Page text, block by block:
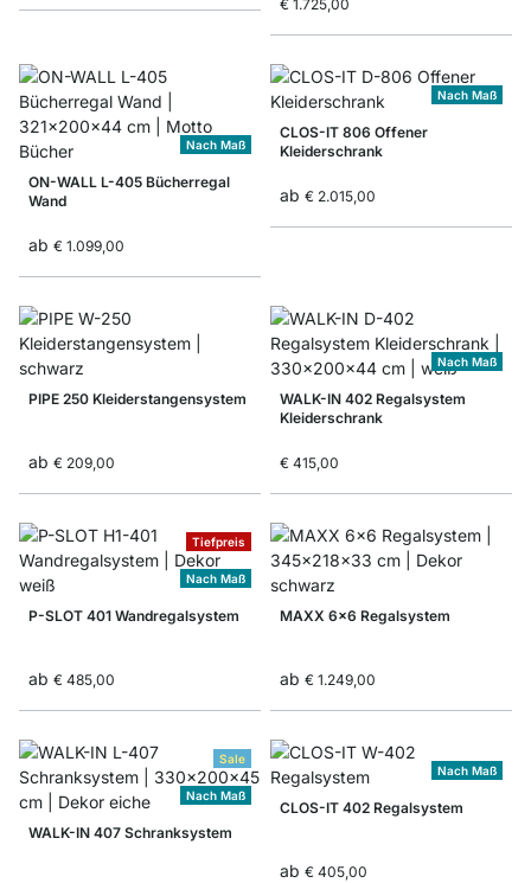
€ 1.725,00
Nach Maß
ON-WALL L-405 Bücherregal
Wand
ab € 1.099,00
Nach Maß
CLOS-IT 806 Offener
Kleiderschrank
ab € 2.015,00
PIPE 250 Kleiderstangensystem
ab € 209,00
Nach Maß
WALK-IN 402 Regalsystem
Kleiderschrank
€ 415,00
Tiefpreis
Nach Maß
P-SLOT 401 Wandregalsystem
ab € 485,00
MAXX 6x6 Regalsystem
ab € 1.249,00
Sale
Nach Maß
WALK-IN 407 Schranksystem
Nach Maß
CLOS-IT 402 Regalsystem
ab € 405,00